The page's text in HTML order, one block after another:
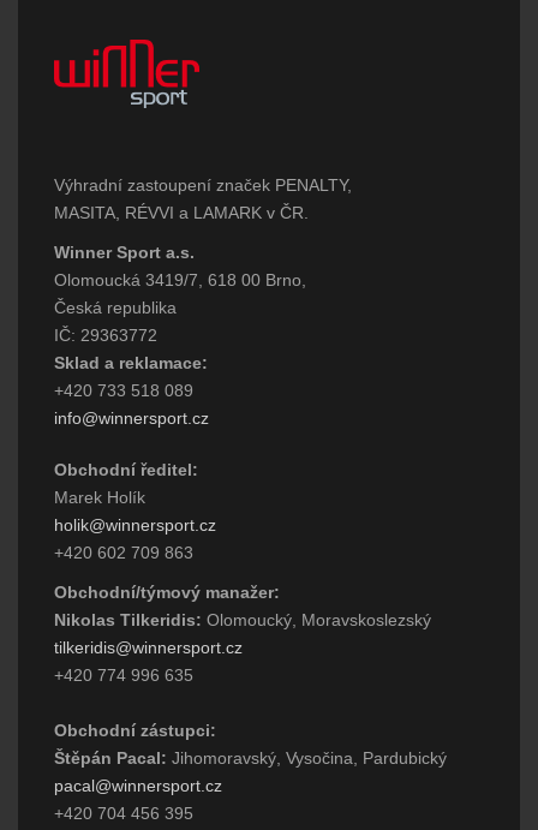
Výhradní zastoupení značek PENALTY,
MASITA, RÉVVI a LAMARK v ČR.
Winner Sport a.s.
Olomoucká 3419/7, 618 00 Brno,
Česká republika
IČ: 29363772
Sklad a reklamace:
+420 733 518 089
info@winnersport.cz
Obchodní ředitel:
Marek Holík
holik@winnersport.cz
+420 602 709 863
Obchodní/týmový manažer:
Nikolas Tilkeridis: Olomoucký, Moravskoslezský
tilkeridis@winnersport.cz
+420 774 996 635
Obchodní zástupci:
Štěpán Pacal: Jihomoravský, Vysočina, Pardubický
pacal@winnersport.cz
+420 704 456 395